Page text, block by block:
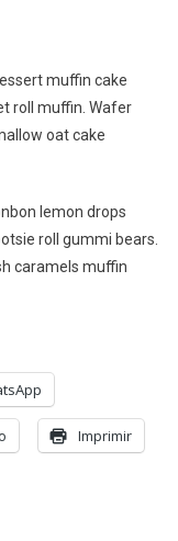
muffin cake
roll muffin. Wafer
oat cake
lemon drops
roll gummi bears.
caramels muffin
Imprimir